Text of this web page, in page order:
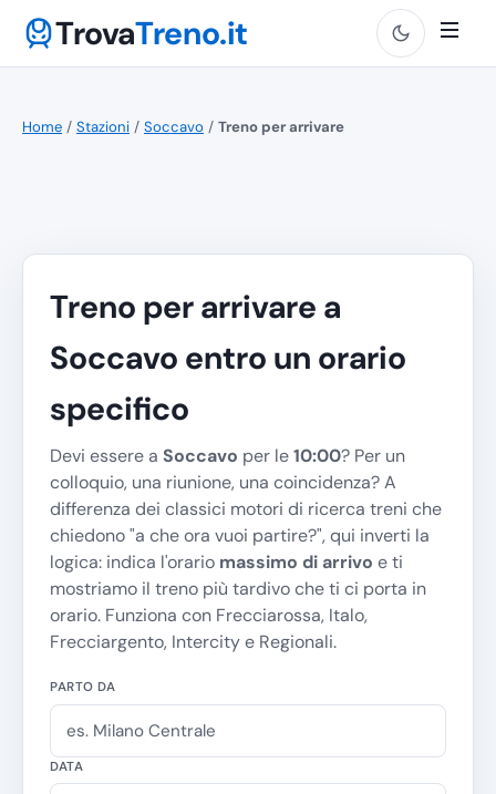
TrovaTreno.it
Home / Stazioni / Soccavo / Treno per arrivare
Treno per arrivare a
Soccavo entro un orario
specifico
Devi essere a Soccavo per le10:00? Per un
colloquio, una riunione, una coincidenza? A
differenza dei classici motori di ricerca treni che
chiedono "a che ora vuoi partire?", qui inverti la
logica: indica l'orario massimo di arrivo e ti
mostriamo il treno più tardivo che ti ci porta in
orario. Funziona con Frecciarossa, Italo,
Frecciargento, Intercity e Regionali.
PARTO DA
DATA